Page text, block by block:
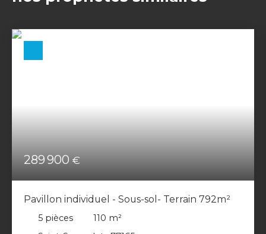
289 900 €
Pavillon individuel - Sous-sol- Terrain 792m²
5 pièces 110 m²